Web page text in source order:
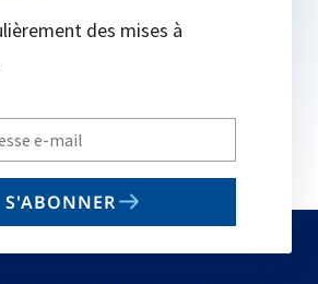
des mises à
S'ABONNER